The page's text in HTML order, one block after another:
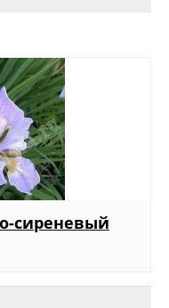
сиреневый